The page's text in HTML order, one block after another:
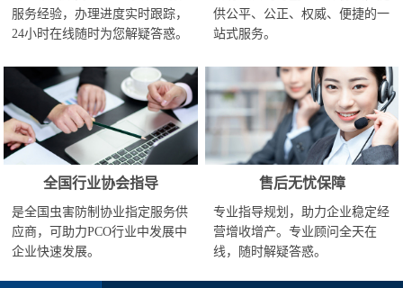
服务经验，办理进度实时跟踪，
24小时在线随时为您解疑答惑。
供公平、公正、权威、便捷的一
站式服务。
全国行业协会指导
是全国虫害防制协业指定服务供
应商，可助力PCO行业中发展中
企业快速发展。
售后无忧保障
专业指导规划，助力企业稳定经
营增收增产。专业顾问全天在
线，随时解疑答惑。